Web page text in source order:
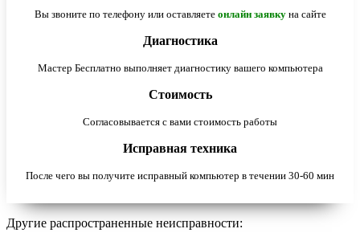
Вы звоните по телефону или оставляете онлайн заявкуна сайте
Диагностика
Мастер Бесплатно выполняет диагностику вашего компьютера
Стоимость
Согласовывается с вами стоимость работы
Исправная техника
После чего вы получите исправный компьютер в течении 30-60 мин
Другие распространенные неисправности: